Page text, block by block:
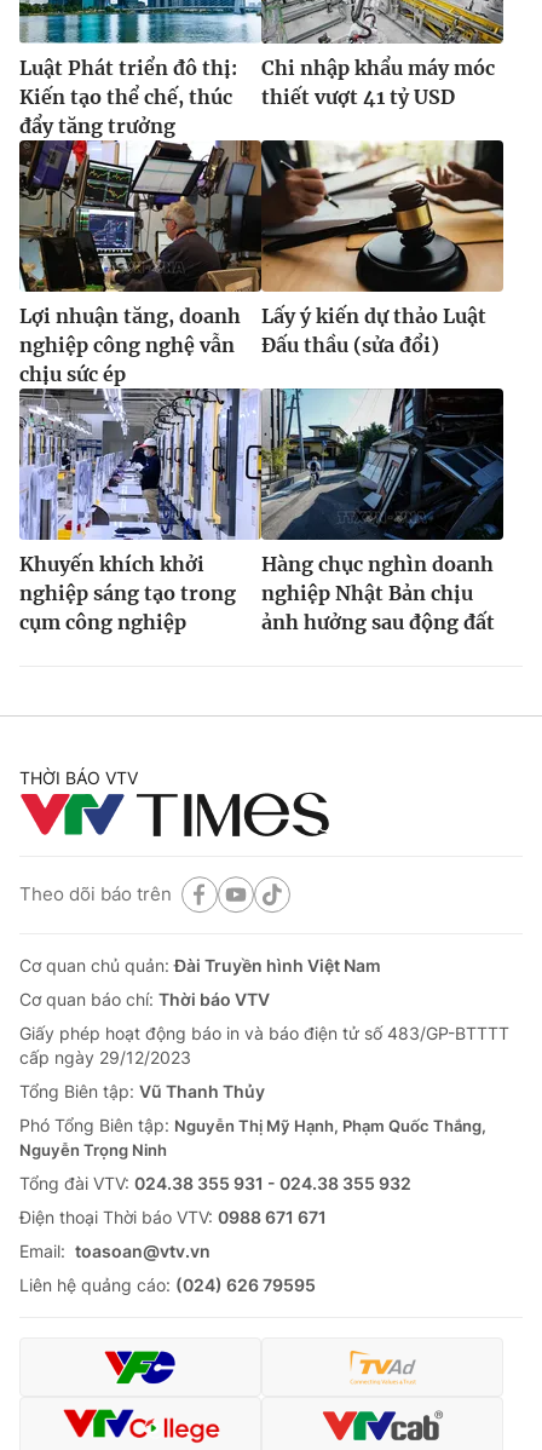
Luật Phát triển đô thị:
Kiến tạo thể chế, thúc
đẩy tăng trưởng
Chi nhập khẩu máy móc
thiết vượt 41 tỷ USD
Lợi nhuận tăng, doanh
nghiệp công nghệ vẫn
chịu sức ép
Lấy ý kiến dự thảo Luật
Đấu thầu (sửa đổi)
Khuyến khích khởi
nghiệp sáng tạo trong
cụm công nghiệp
Hàng chục nghìn doanh
nghiệp Nhật Bản chịu
ảnh hưởng sau động đất
THỜI BÁO VTV
Theo dõi báo trên
Cơ quan chủ quản:Đài Truyền hình Việt Nam
Cơ quan báo chí: Thời báo VTV
Giấy phép hoạt động báo in và báo điện tử số 483/GP-BTTTT
cấp ngày 29/12/2023
Tổng Biên tập: Vũ Thanh Thủy
Phó Tổng Biên tập: Nguyễn Thị Mỹ Hạnh, Phạm Quốc Thắng,
Nguyễn Trọng Ninh
Tổng đài VTV: 024.38 355 931 - 024.38 355 932
Ðiện thoại Thời báo VTV: 0988 671 671
Email: toasoan@vtv.vn
Liên hệ quảng cáo: (024) 626 79595